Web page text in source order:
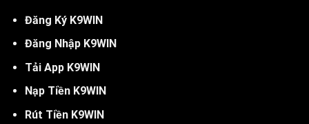
Đăng Ký K9WIN
Đăng Nhập K9WIN
Tải App K9WIN
Nạp Tiền K9WIN
Rút Tiền K9WIN